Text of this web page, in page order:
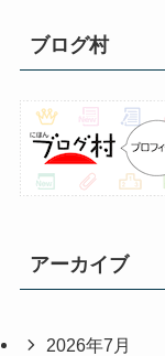
ブログ村
アーカイブ
2026年7月